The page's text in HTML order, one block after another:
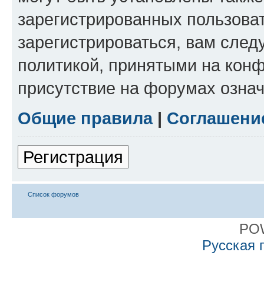
зарегистрированных
зарегистрироваться, вам
политикой, принятыми на
присутствие на форумах
Общие правила|
Регистрация
Список форумов
Русская